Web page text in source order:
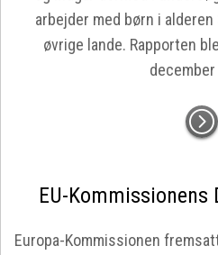
arbejder med børn i alderen
øvrige lande. Rapporten
EU-
Europa-Kommissionen